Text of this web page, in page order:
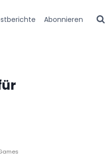
Abonnieren